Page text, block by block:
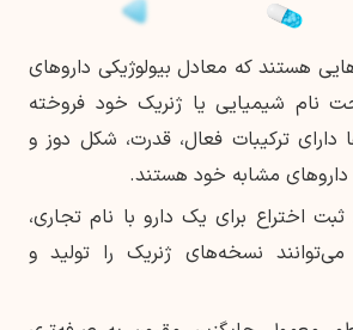
هستند که معادل بیولوژیکی داروهای
نام شیمیایی یا ژنریک خود فروخته
دارای ترکیبات فعال، قدرت، شکل دوز و
مشابه خود هستند.
اختراع برای یک دارو با نام تجاری،
می‌توانند نسخه‌های ژنریک را تولید و